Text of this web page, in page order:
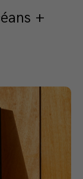
+